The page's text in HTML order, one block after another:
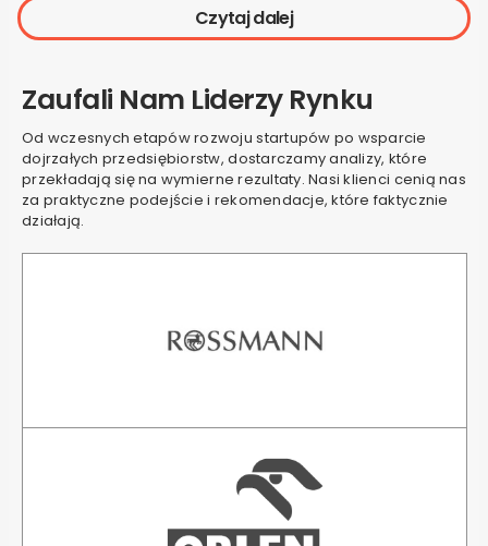
Czytaj dalej
Zaufali Nam Liderzy Rynku
Od wczesnych etapów rozwoju startupów po wsparcie
dojrzałych przedsiębiorstw, dostarczamy analizy, które
przekładają się na wymierne rezultaty. Nasi klienci cenią nas
za praktyczne podejście i rekomendacje, które faktycznie
działają.